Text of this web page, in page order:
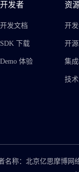
开发者
开发文档
SDK 下载
Demo 体验
资
开
开
集
技
名称：北京亿思摩博网